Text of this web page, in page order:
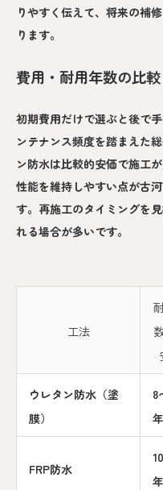
りやすく伝えて、将来の補
ります。
費用・耐用年数の比
初期費用だけで選ぶと後で
ンテナンス頻度を踏まえた
ン防水は比較的安価で施工
性能を維持しやすい点が古
す。再施工のタイミングを
れる場合が多いです。
工法
ウレタン防水（塗
膜）
8
年
FRP防水
年